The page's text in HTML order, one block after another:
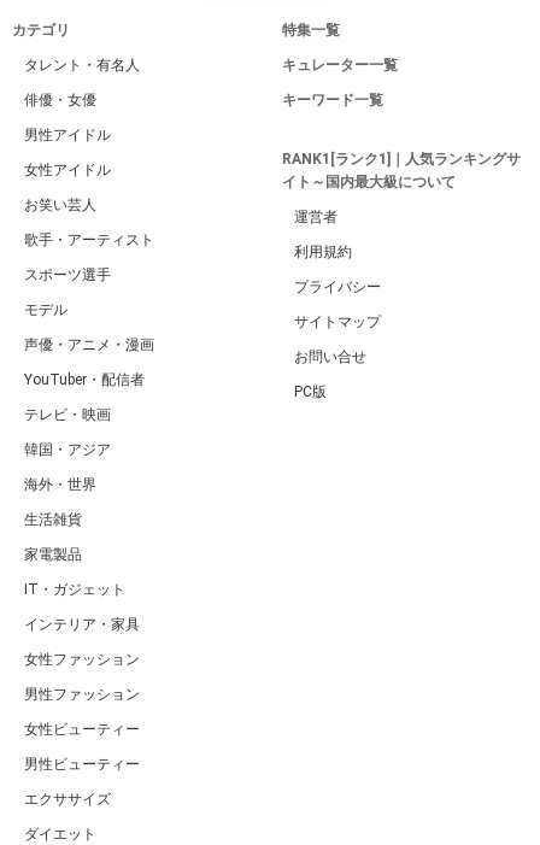
カテゴリ
タレント・有名人
俳優・女優
男性アイドル
女性アイドル
お笑い芸人
歌手・アーティスト
スポーツ選手
モデル
声優・アニメ・漫画
YouTuber・配信者
テレビ・映画
韓国・アジア
海外・世界
生活雑貨
家電製品
IT・ガジェット
インテリア・家具
女性ファッション
男性ファッション
女性ビューティー
男性ビューティー
エクササイズ
ダイエット
特集一覧
キュレーター一覧
キーワード一覧
RANK1[ランク1]｜人気ランキングサ
イト～国内最大級について
運営者
利用規約
プライバシー
サイトマップ
お問い合せ
PC版